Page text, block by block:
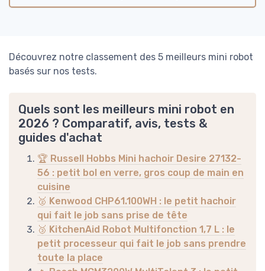
Découvrez notre classement des 5 meilleurs mini robot
basés sur nos tests.
Quels sont les meilleurs mini robot en
2026 ? Comparatif, avis, tests &
guides d'achat
🏆 Russell Hobbs Mini hachoir Desire 27132-
56 : petit bol en verre, gros coup de main en
cuisine
🥈 Kenwood CHP61.100WH : le petit hachoir
qui fait le job sans prise de tête
🥉 KitchenAid Robot Multifonction 1,7 L : le
petit processeur qui fait le job sans prendre
toute la place